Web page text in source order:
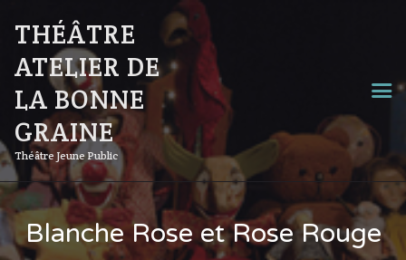
THÉÂTRE
ATELIER DE
LA BONNE
GRAINE
Théâtre Jeune Public
Blanche Rose et Rose Rouge